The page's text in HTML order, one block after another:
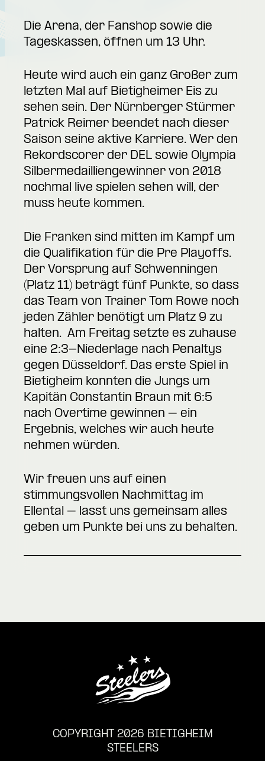
Die Arena, der Fanshop sowie die
Tageskassen, öffnen um 13 Uhr.
Heute wird auch ein ganz Großer zum
letzten Mal auf Bietigheimer Eis zu
sehen sein. Der Nürnberger Stürmer
Patrick Reimer beendet nach dieser
Saison seine aktive Karriere. Wer den
Rekordscorer der DEL sowie Olympia
Silbermedailliengewinner von 2018
nochmal live spielen sehen will, der
muss heute kommen.
Die Franken sind mitten im Kampf um
die Qualifikation für die Pre Playoffs.
Der Vorsprung auf Schwenningen
(Platz 11) beträgt fünf Punkte, so dass
das Team von Trainer Tom Rowe noch
jeden Zähler benötigt um Platz 9 zu
halten. Am Freitag setzte es zuhause
eine 2:3-Niederlage nach Penaltys
gegen Düsseldorf. Das erste Spiel in
Bietigheim konnten die Jungs um
Kapitän Constantin Braun mit 6:5
nach Overtime gewinnen – ein
Ergebnis, welches wir auch heute
nehmen würden.
Wir freuen uns auf einen
stimmungsvollen Nachmittag im
Ellental – lasst uns gemeinsam alles
geben um Punkte bei uns zu behalten.
COPYRIGHT 2026 BIETIGHEIM
STEELERS